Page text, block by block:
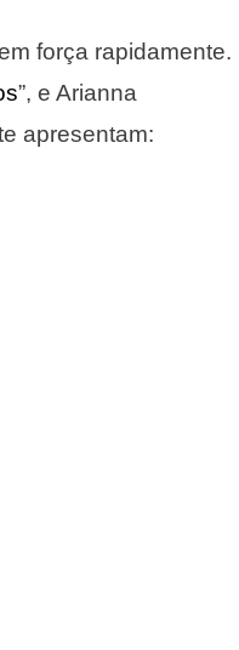
força rapidamente.
”, e Arianna
apresentam: